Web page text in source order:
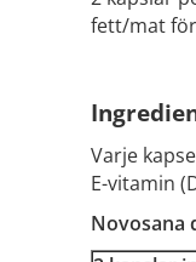
fett/mat
Varje
E-vitamin
Novosana